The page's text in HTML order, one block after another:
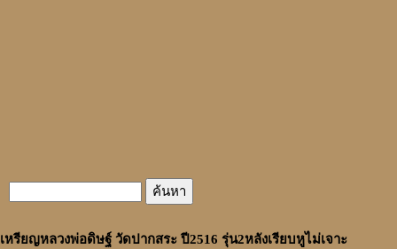
เหรียญหลวงพ่อดิษฐ์ วัดปากสระ ปี2516 รุ่น2หลังเรียบหูไม่เจาะ